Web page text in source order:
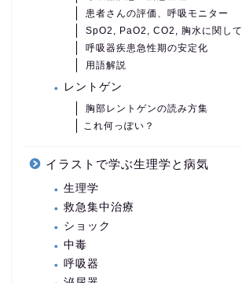
患者さんの評価、呼吸モニター
SpO2, PaO2, CO2, 胸水に関して
呼吸器疾患急性期の安定化
用語解説
レントゲン
胸部レントゲンの読み方集
これ何っぽい？
イラストで学ぶ生理学と病気
生理学
救急集中治療
ショック
中毒
呼吸器